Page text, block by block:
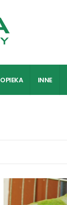
OPIEKA INNE